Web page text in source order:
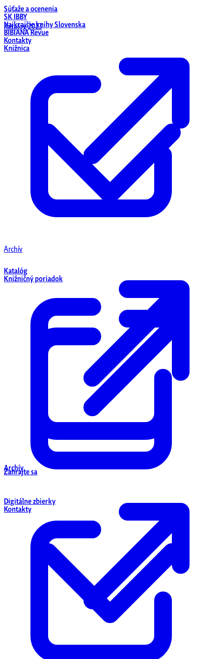
Katalóg 2023
Archív
Zahrajte sa
Súťaže a ocenenia
SK IBBY
Najkrajšie knihy Slovenska
BIBIANA Revue
Kontakty
Knižnica
Katalóg
Knižničný poriadok
Digitálne zbierky
Kontakty
Archív